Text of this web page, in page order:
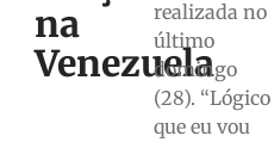
na
Venezuela
realizada no
último
domingo
(28). “Lógico
que eu vou